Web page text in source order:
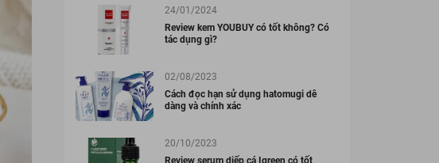
24/01/2024
Review kem YOUBUY có tốt không? Có
tác dụng gì?
02/08/2023
Cách đọc hạn sử dụng hatomugi dễ
dàng và chính xác
20/10/2023
Review serum diếp cá Igreen có tốt